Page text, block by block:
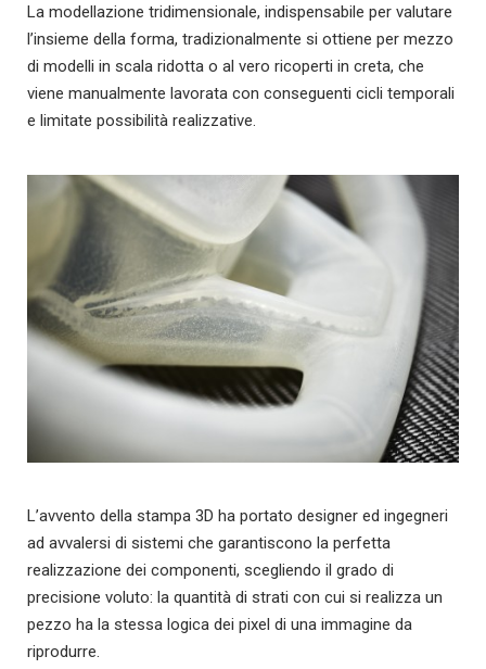
La modellazione tridimensionale, indispensabile per valutare
l’insieme della forma, tradizionalmente si ottiene per mezzo
di modelli in scala ridotta o al vero ricoperti in creta, che
viene manualmente lavorata con conseguenti cicli temporali
e limitate possibilità realizzative.
L’avvento della stampa 3D ha portato designer ed ingegneri
ad avvalersi di sistemi che garantiscono la perfetta
realizzazione dei componenti, scegliendo il grado di
precisione voluto: la quantità di strati con cui si realizza un
pezzo ha la stessa logica dei pixel di una immagine da
riprodurre.